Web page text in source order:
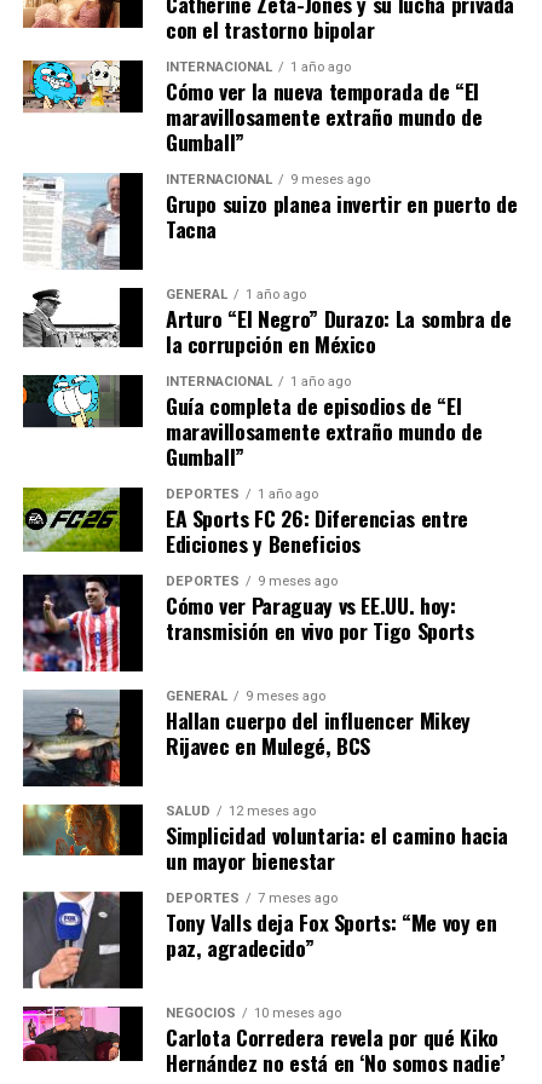
Perspectivas
Expertos en fútbol han señalado que el Sevilla debe
encontrar un equilibrio entre su renovada intensidad
física y la creatividad en el ataque. “El Sevilla necesita
ser más incisivo en el último tercio del campo. La
defensa es crucial, pero sin goles no hay victorias”,
comentó un analista deportivo. El equipo de Almeyda
tiene el potencial, pero la ejecución será clave.
Mirando hacia adelante, el Sevilla tiene la oportunidad
de cambiar su suerte en Mendizorroza con una victoria
que podría ser un punto de inflexión en su temporada.
Con una plantilla casi completa y nuevas tácticas en
juego, los nervionenses están en una posición para
desafiar sus propias limitaciones y mejorar su posición
en la clasificación.
El partido de hoy no solo es una prueba de habilidades y
tácticas, sino también una oportunidad para que el
Sevilla demuestre que puede competir al más alto nivel
en LaLiga EA Sports. Los aficionados esperan que el
equipo pueda superar sus desafíos históricos y
comenzar a acumular los puntos necesarios para una
campaña exitosa.
NOTICIAS RELACIONADAS:
SIGUIENTE
Alavés vs Sevilla: LaLiga EA Sports en Vivo desde
Mendizorroza
ANTERIOR
Real Madrid vs. Espanyol: Dónde ver el partido en México
Editorial
con el trastorno bipolar
INTERNACIONAL 1 año ago
Cómo ver la nueva temporada de “El
maravillosamente extraño mundo de
Gumball”
INTERNACIONAL 9 meses ago
Grupo suizo planea invertir en puerto de
Tacna
GENERAL 1 año ago
Arturo “El Negro” Durazo: La sombra de
la corrupción en México
INTERNACIONAL 1 año ago
Guía completa de episodios de “El
maravillosamente extraño mundo de
Gumball”
DEPORTES 1 año ago
EA Sports FC 26: Diferencias entre
Ediciones y Beneficios
DEPORTES 9 meses ago
Cómo ver Paraguay vs EE.UU. hoy:
transmisión en vivo por Tigo Sports
GENERAL 9 meses ago
Hallan cuerpo del influencer Mikey
Rijavec en Mulegé, BCS
SALUD 12 meses ago
Simplicidad voluntaria: el camino hacia
un mayor bienestar
DEPORTES 7 meses ago
Tony Valls deja Fox Sports: “Me voy en
paz, agradecido”
NEGOCIOS 10 meses ago
Carlota Corredera revela por qué Kiko
Hernández no está en ‘No somos nadie’